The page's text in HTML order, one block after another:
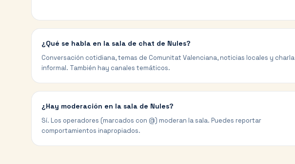
¿Qué se habla en la sala de chat de Nules?
Conversación cotidiana, temas de Comunitat Valenciana, noticias locales y charla
informal. También hay canales temáticos.
¿Hay moderación en la sala de Nules?
Sí. Los operadores (marcados con @) moderan la sala. Puedes reportar
comportamientos inapropiados.